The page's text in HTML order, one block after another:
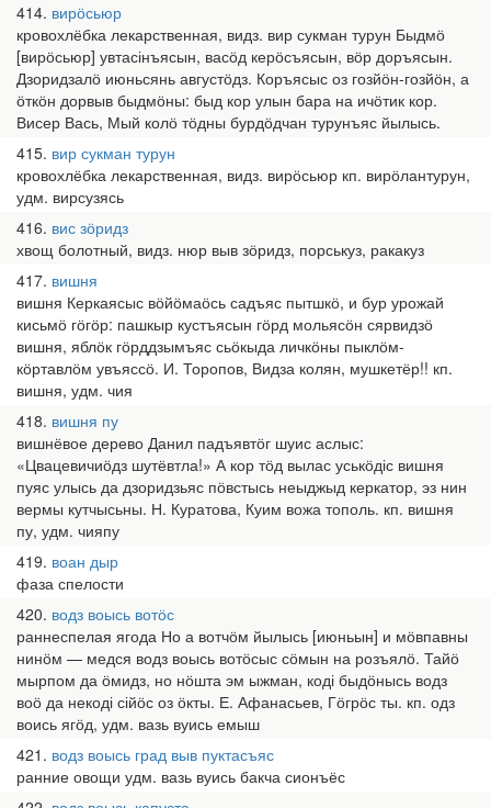
414 вирӧсьюр
кровохлёбка лекарственная, видз. вир сукман турун Быдмӧ
[вирӧсьюр] увтасінъясын, васӧд керӧсъясын, вӧр доръясын.
Дзоридзалӧ июньсянь августӧдз. Коръясыс оз гозйӧн-гозйӧн, а
ӧткӧн дорвыв быдмӧны: быд кор улын бара на ичӧтик кор.
Висер Вась, Мый колӧ тӧдны бурдӧдчан турунъяс йылысь.
415 вир сукман турун
кровохлёбка лекарственная, видз. вирӧсьюр кп. вирӧлантурун,
удм. вирсузясь
416 вис зӧридз
хвощ болотный, видз. нюр выв зӧридз, порськуз, ракакуз
417 вишня
вишня Керкаясыс вӧйӧмаӧсь садъяс пытшкӧ, и бур урожай
кисьмӧ гӧгӧр: пашкыр кустъясын гӧрд мольясӧн сярвидзӧ
вишня, яблӧк гӧрддзымъяс сьӧкыда личкӧны пыклӧм-
кӧртавлӧм увъяссӧ. И. Торопов, Видза колян, мушкетёр!! кп.
вишня, удм. чия
418 вишня пу
вишнёвое дерево Данил падъявтӧг шуис аслыс:
«Цвацевичиӧдз шутёвтла!» А кор тӧд вылас уськӧдіс вишня
пуяс улысь да дзоридзьяс пӧвстысь неыджыд керкатор, эз нин
вермы кутчысьны. Н. Куратова, Куим вожа тополь. кп. вишня
пу, удм. чияпу
419 воан дыр
фаза спелости
420 водз воысь вотӧс
раннеспелая ягода Но а вотчӧм йылысь [июньын] и мӧвпавны
нинӧм — медся водз воысь вотӧсыс сӧмын на розъялӧ. Тайӧ
мырпом да ӧмидз, но нӧшта эм ыжман, коді быдӧнысь водз
воӧ да некоді сійӧс оз ӧкты. Е. Афанасьев, Гӧгрӧс ты. кп. одз
воись ягӧд, удм. вазь вуись емыш
421 водз воысь град выв пуктасъяс
ранние овощи удм. вазь вуись бакча сионъёс